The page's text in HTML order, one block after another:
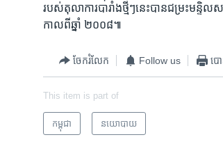
របស់​តុលាកា​របារាំង​ថ្មីៗ​នេះបាន​ជម្រះ​មន្ទិ
កាល​ពី​ឆ្នាំ​ ២០០៨៕
ចែករំលែក Follow us បោ
This item is part of
កម្ពុជា នយោបាយ